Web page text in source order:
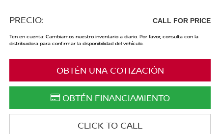
PRECIO: CALL FOR PRICE
Ten en cuenta: Cambiamos nuestro inventario a diario. Por favor, consulta con la
distribuidora para confirmar la disponibilidad del vehículo.
OBTÉN UNA COTIZACIÓN
OBTÉN FINANCIAMIENTO
CLICK TO CALL